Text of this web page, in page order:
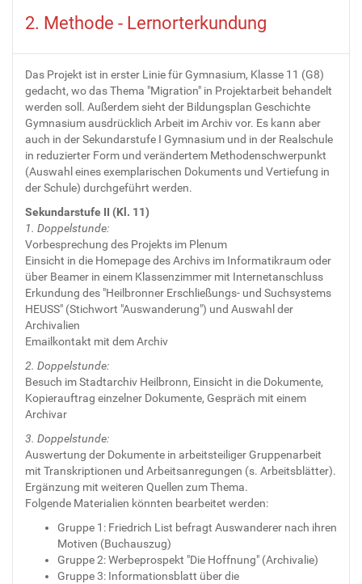
2. Methode - Lernorterkundung
Das Projekt ist in erster Linie für Gymnasium, Klasse 11 (G8)
gedacht, wo das Thema "Migration" in Projektarbeit behandelt
werden soll. Außerdem sieht der Bildungsplan Geschichte
Gymnasium ausdrücklich Arbeit im Archiv vor. Es kann aber
auch in der Sekundarstufe I Gymnasium und in der Realschule
in reduzierter Form und verändertem Methodenschwerpunkt
(Auswahl eines exemplarischen Dokuments und Vertiefung in
der Schule) durchgeführt werden.
Sekundarstufe II (Kl. 11)
1. Doppelstunde:
Vorbesprechung des Projekts im Plenum
Einsicht in die Homepage des Archivs im Informatikraum oder
über Beamer in einem Klassenzimmer mit Internetanschluss
Erkundung des "Heilbronner Erschließungs- und Suchsystems
HEUSS" (Stichwort "Auswanderung") und Auswahl der
Archivalien
Emailkontakt mit dem Archiv
2. Doppelstunde:
Besuch im Stadtarchiv Heilbronn, Einsicht in die Dokumente,
Kopierauftrag einzelner Dokumente, Gespräch mit einem
Archivar
3. Doppelstunde:
Auswertung der Dokumente in arbeitsteiliger Gruppenarbeit
mit Transkriptionen und Arbeitsanregungen (s. Arbeitsblätter).
Ergänzung mit weiteren Quellen zum Thema.
Folgende Materialien könnten bearbeitet werden:
Gruppe 1: Friedrich List befragt Auswanderer nach ihren
Motiven (Buchauszug)
Gruppe 2: Werbeprospekt "Die Hoffnung" (Archivalie)
Gruppe 3: Informationsblatt über die